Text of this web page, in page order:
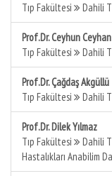
Tıp Fakültesi
Dahili
Prof.Dr. Ceyhun Ceyhan
Tıp Fakültesi
Dahili
Prof.Dr. Çağdaş Akgüllü
Tıp Fakültesi
Dahili
Prof.Dr. Dilek Yılmaz
Tıp Fakültesi
Dahili
Hastalıkları Anabilim